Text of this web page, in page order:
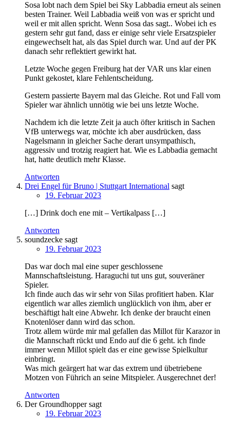
Sosa lobt nach dem Spiel bei Sky Labbadia erneut als seinen
besten Trainer. Weil Labbadia weiß von was er spricht und
weil er mit allen spricht. Wenn Sosa das sagt.. Wobei ich es
gestern sehr gut fand, dass er einige sehr viele Ersatzspieler
eingewechselt hat, als das Spiel durch war. Und auf der PK
danach sehr reflektiert gewirkt hat.
Letzte Woche gegen Freiburg hat der VAR uns klar einen
Punkt gekostet, klare Fehlentscheidung.
Gestern passierte Bayern mal das Gleiche. Rot und Fall vom
Spieler war ähnlich unnötig wie bei uns letzte Woche.
Nachdem ich die letzte Zeit ja auch öfter kritisch in Sachen
VfB unterwegs war, möchte ich aber ausdrücken, dass
Nagelsmann in gleicher Sache derart unsympathisch,
aggressiv und trotzig reagiert hat. Wie es Labbadia gemacht
hat, hatte deutlich mehr Klasse.
Antworten
Drei Engel für Bruno | Stuttgart International sagt
19. Februar 2023
[…] Drink doch ene mit – Vertikalpass […]
Antworten
soundzecke sagt
19. Februar 2023
Das war doch mal eine super geschlossene
Mannschaftsleistung. Haraguchi tut uns gut, souveräner
Spieler.
Ich finde auch das wir sehr von Silas profitiert haben. Klar
eigentlich war alles ziemlich unglücklich von ihm, aber er
beschäftigt halt eine Abwehr. Ich denke der braucht einen
Knotenlöser dann wird das schon.
Trotz allem würde mir mal gefallen das Millot für Karazor in
die Mannschaft rückt und Endo auf die 6 geht. ich finde
immer wenn Millot spielt das er eine gewisse Spielkultur
einbringt.
Was mich geärgert hat war das extrem und übetriebene
Motzen von Führich an seine Mitspieler. Ausgerechnet der!
Antworten
Der Groundhoppersagt
19. Februar 2023